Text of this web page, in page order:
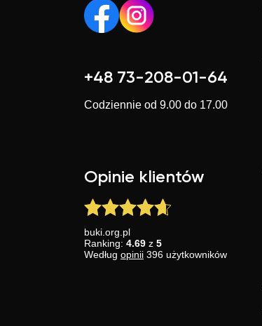
+48 73-208-01-64
Codziennie od 9.00 do 17.00
Opinie klientów
buki.org.pl
Ranking: 4.69 z 5
Według opinii 396 użytkowników